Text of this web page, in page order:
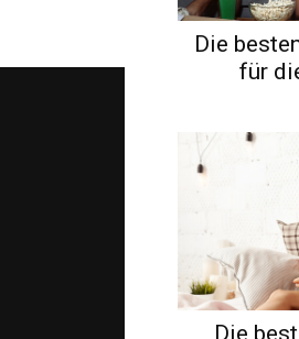
Die
für
Die